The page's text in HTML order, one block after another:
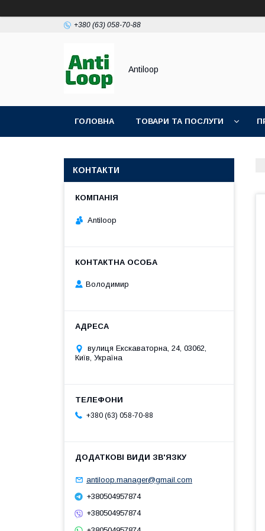
+380 (63) 058-70-88
Antiloop
ГОЛОВНА ТОВАРИ ТА ПОСЛУГИ
КОНТАКТИ
Antiloop
Володимир
вулиця Екскаваторна, 24, 03062,
Київ, Україна
+380 (63) 058-70-88
antiloop.manager@gmail.com
+380504957874
+380504957874